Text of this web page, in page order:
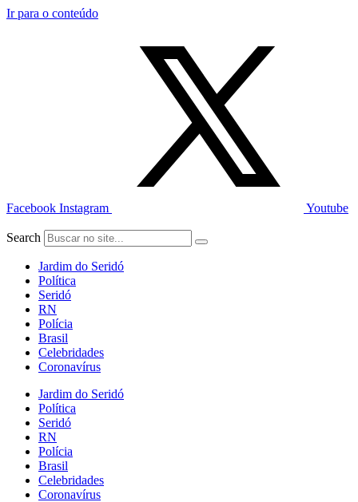
Ir para o conteúdo
Facebook Instagram Youtube
Search
Jardim do Seridó
Política
Seridó
RN
Polícia
Brasil
Celebridades
Coronavírus
Jardim do Seridó
Política
Seridó
RN
Polícia
Brasil
Celebridades
Coronavírus